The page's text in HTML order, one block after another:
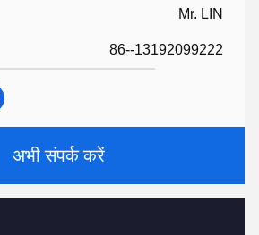
Mr. LIN
86--13192099222
अभी संपर्क करें